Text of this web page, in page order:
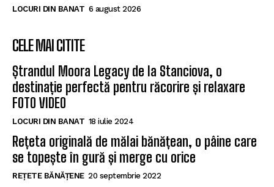
LOCURI DIN BANAT 6 august 2026
CELE MAI CITITE
Ștrandul Moora Legacy de la Stanciova, o
destinație perfectă pentru răcorire și relaxare
FOTO VIDEO
LOCURI DIN BANAT 18 iulie 2024
Rețeta originală de mălai bănățean, o pâine care
se topește în gură și merge cu orice
REȚETE BĂNĂȚENE 20 septembrie 2022